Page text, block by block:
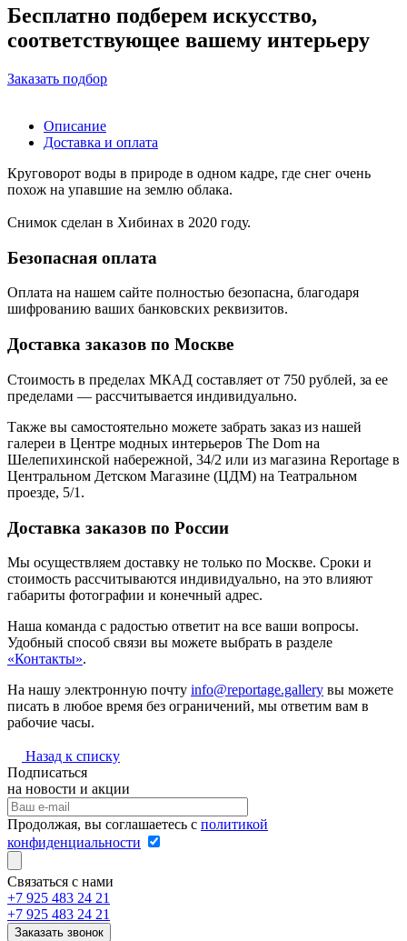
Бесплатно подберем искусство,
соответствующее вашему интерьеру
Заказать подбор
Описание
Доставка и оплата
Круговорот воды в природе в одном кадре, где снег очень
похож на упавшие на землю облака.
Снимок сделан в Хибинах в 2020 году.
Безопасная оплата
Оплата на нашем сайте полностью безопасна, благодаря
шифрованию ваших банковских реквизитов.
Доставка заказов по Москве
Стоимость в пределах МКАД составляет от 750 рублей, за ее
пределами — рассчитывается индивидуально.
Также вы самостоятельно можете забрать заказ из нашей
галереи в Центре модных интерьеров The Dom на
Шелепихинской набережной, 34/2 или из магазина Reportage в
Центральном Детском Магазине (ЦДМ) на Театральном
проезде, 5/1.
Доставка заказов по России
Мы осуществляем доставку не только по Москве. Сроки и
стоимость рассчитываются индивидуально, на это влияют
габариты фотографии и конечный адрес.
Наша команда с радостью ответит на все ваши вопросы.
Удобный способ связи вы можете выбрать в разделе
«Контакты».
На нашу электронную почту info@reportage.gallery вы можете
писать в любое время без ограничений, мы ответим вам в
рабочие часы.
Назад к списку
Подписаться
на новости и акции
Продолжая, вы соглашаетесь с политикой
конфиденциальности
Связаться с нами
+7 925 483 24 21
+7 925 483 24 21
Заказать звонок